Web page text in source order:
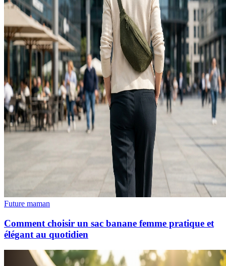
Future maman
Comment choisir un sac banane femme pratique et
élégant au quotidien